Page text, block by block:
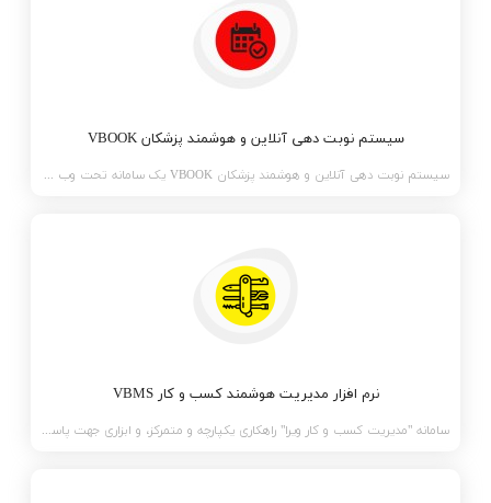
سیستم نوبت دهی آنلاین و هوشمند پزشکان VBOOK
سیستم نوبت دهی آنلاین و هوشمند پزشکان VBOOK یک سامانه تحت وب نوبت دهی و پرداخت حق ویزیت پزشکا
نرم افزار مدیریت هوشمند کسب و کار VBMS
سامانه "مدیریت کسب و کار ویرا" راهکاری یکپارچه و متمرکز، و ابزاری جهت پاسخگویی به نیاز های فرایندی و